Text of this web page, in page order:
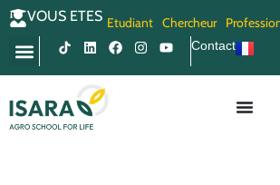
VOUS ETES Etudiant Chercheur
Contact